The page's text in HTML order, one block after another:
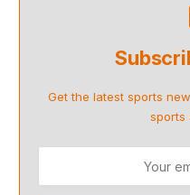
Get the latest sports
sports